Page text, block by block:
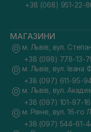
+38 (068) 951-22-
МАГАЗИНИ
м. Львів, вул.
+38 (098) 778-13-
м. Львів, вул. Івана
+38 (097) 611-95-
м. Львів, вул.
+38 (097) 101-97-16
м. Рівне, вул. 16-го
+38 (097) 544-61-